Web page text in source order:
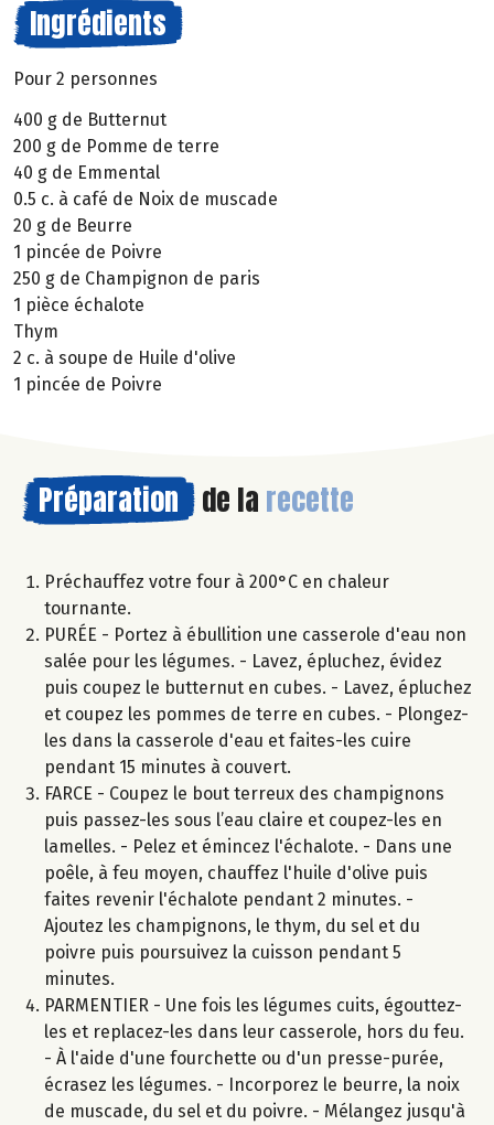
Ingrédients
Pour 2 personnes
400 g de Butternut
200 g de Pomme de terre
40 g de Emmental
0.5 c. à café de Noix de muscade
20 g de Beurre
1 pincée de Poivre
250 g de Champignon de paris
1 pièce échalote
Thym
2 c. à soupe de Huile d'olive
1 pincée de Poivre
Préparation de la recette
Préchauffez votre four à 200°C en chaleur
tournante.
PURÉE - Portez à ébullition une casserole d'eau non
salée pour les légumes. - Lavez, épluchez, évidez
puis coupez le butternut en cubes. - Lavez, épluchez
et coupez les pommes de terre en cubes. - Plongez-
les dans la casserole d'eau et faites-les cuire
pendant 15 minutes à couvert.
FARCE - Coupez le bout terreux des champignons
puis passez-les sous l’eau claire et coupez-les en
lamelles. - Pelez et émincez l'échalote. - Dans une
poêle, à feu moyen, chauffez l'huile d'olive puis
faites revenir l'échalote pendant 2 minutes. -
Ajoutez les champignons, le thym, du sel et du
poivre puis poursuivez la cuisson pendant 5
minutes.
PARMENTIER - Une fois les légumes cuits, égouttez-
les et replacez-les dans leur casserole, hors du feu.
- À l'aide d'une fourchette ou d'un presse-purée,
écrasez les légumes. - Incorporez le beurre, la noix
de muscade, du sel et du poivre. - Mélangez jusqu'à